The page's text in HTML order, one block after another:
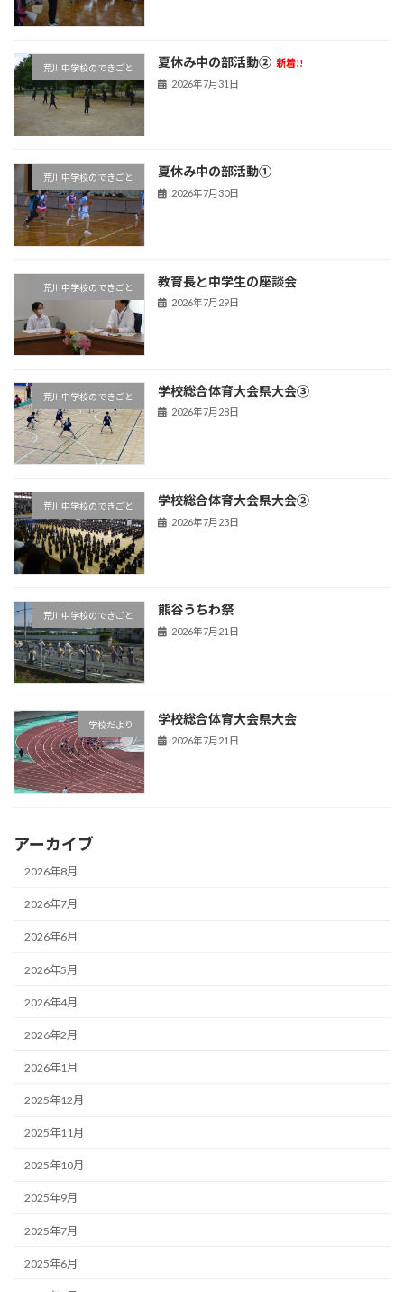
荒川中学校のできごと 夏休み中の部活動② 新着!!
2026年7月31日
荒川中学校のできごと 夏休み中の部活動①
2026年7月30日
荒川中学校のできごと 教育長と中学生の座談会
2026年7月29日
荒川中学校のできごと 学校総合体育大会県大会③
2026年7月28日
荒川中学校のできごと 学校総合体育大会県大会②
2026年7月23日
荒川中学校のできごと 熊谷うちわ祭
2026年7月21日
学校だより 学校総合体育大会県大会
2026年7月21日
アーカイブ
2026年8月
2026年7月
2026年6月
2026年5月
2026年4月
2026年2月
2026年1月
2025年12月
2025年11月
2025年10月
2025年9月
2025年7月
2025年6月